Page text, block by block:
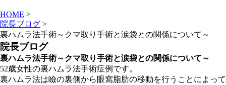
HOME >
院長ブログ >
裏ハムラ法手術～クマ取り手術と涙袋との関係について～
院長ブログ
裏ハムラ法手術～クマ取り手術と涙袋との関係について～
52歳女性の裏ハムラ法手術症例です。
裏ハムラ法は瞼の裏側から眼窩脂肪の移動を行うことによって